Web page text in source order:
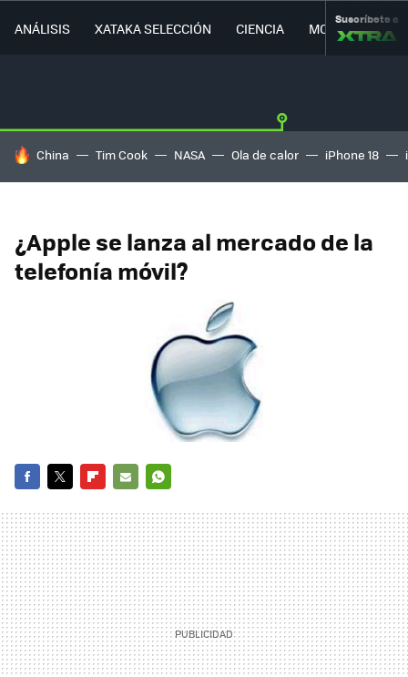
ANÁLISIS XATAKA SELECCIÓN CIENCIA MOVILIDAD
Suscríbete a
HOY SE HABLA DE
China Tim Cook NASA Ola de calor iPhone 18
¿Apple se lanza al mercado de la
telefonía móvil?
MAIL